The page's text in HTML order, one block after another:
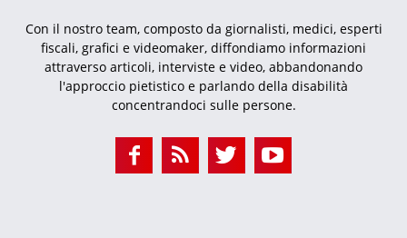
Con il nostro team, composto da giornalisti, medici, esperti
fiscali, grafici e videomaker, diffondiamo informazioni
attraverso articoli, interviste e video, abbandonando
l'approccio pietistico e parlando della disabilità
concentrandoci sulle persone.